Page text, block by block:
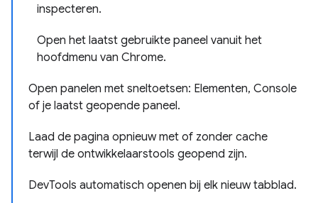
inspecteren.
Open het laatst gebruikte paneel vanuit het
hoofdmenu van Chrome.
Open panelen met sneltoetsen: Elementen, Console
of je laatst geopende paneel.
Laad de pagina opnieuw met of zonder cache
terwijl de ontwikkelaarstools geopend zijn.
DevTools automatisch openen bij elk nieuw tabblad.